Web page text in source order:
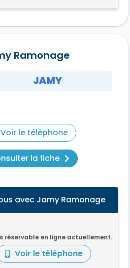
Ramonage
JAMY
Voir le téléphone
la fiche
avec Jamy Ramonage
réservable en ligne actuellement.
Voir le téléphone